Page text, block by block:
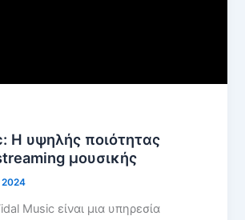
Η υψηλής ποιότητας
μουσικής
2024
Music είναι μια υπηρεσία